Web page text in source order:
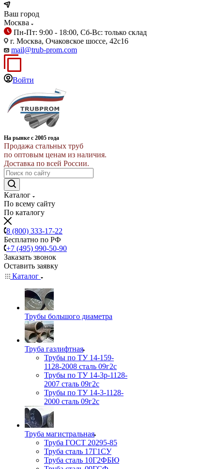
Ваш город
Москва
Пн-Пт: 9:00 - 18:00, Сб-Вс: только склад
г. Москва, Очаковское шоссе, 42с16
mail@trub-prom.com
Войти
На рынке с 2005 года
Продажа стальных труб
по оптовым ценам из наличия.
Доставка по всей России.
Каталог
По всему сайту
По каталогу
8 (800) 333-17-22
Бесплатно по РФ
+7 (495) 990-50-90
Заказать звонок
Оставить заявку
Каталог
Трубы большого диаметра
Труба газлифтная
Трубы по ТУ 14-159-
1128-2008 сталь 09г2с
Трубы по ТУ 14-3р-1128-
2007 сталь 09г2с
Трубы по ТУ 14-3-1128-
2000 сталь 09г2с
Труба магистральная
Труба ГОСТ 20295-85
Труба сталь 17Г1СУ
Труба сталь 10Г2ФБЮ